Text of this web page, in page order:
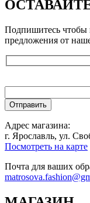
Подпишитесь чтобы
предложения от
Адрес магазина:
г. Ярославль, ул.
Посмотреть на карте
Почта для ваших